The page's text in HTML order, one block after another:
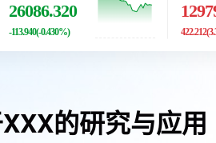
26086.320
-113.940(-0.430%) 422.212
的研究与应用